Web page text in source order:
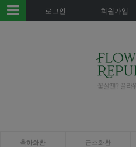
로그인 회원가입
축하화환 근조화환